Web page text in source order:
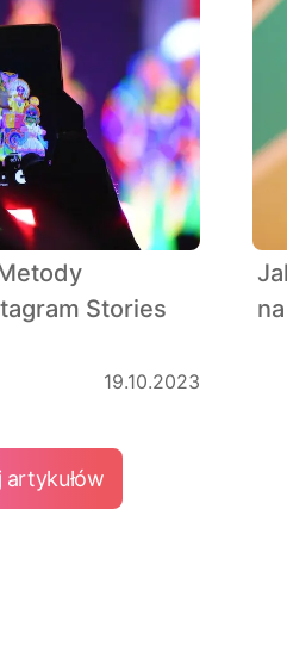
Stories
19.10.2023
artykułów